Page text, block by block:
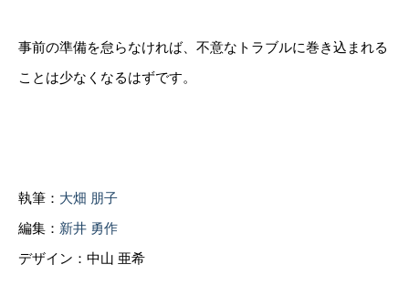
事前の準備を怠らなければ、不意なトラブルに巻き込まれる
ことは少なくなるはずです。
執筆： 大畑 朋子
編集： 新井 勇作
デザイン：中山 亜希